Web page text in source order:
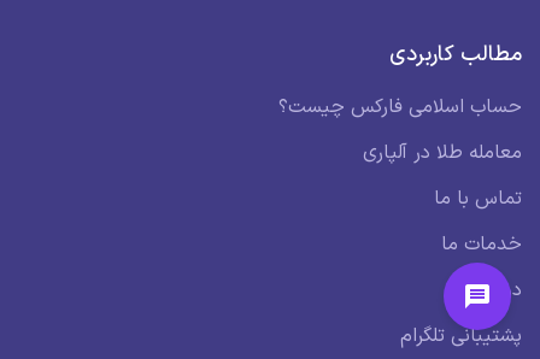
مطالب کاربردی
حساب اسلامی فارکس چیست؟
معامله طلا در آلپاری
تماس با ما
خدمات ما
درباره ما
پشتیبانی تلگرام